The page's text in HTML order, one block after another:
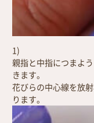
1)
親指と中指につまよ
きます。
花びらの中心線を放
ります。